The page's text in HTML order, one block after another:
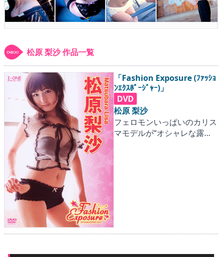
▶よくあるご質問
▶お問い合わせフォーム
松原 梨沙 作品一覧
「Fashion Exposure (ﾌｧｯｼｮ
ﾝｴｸｽﾎﾟｰｼﾞｬｰ)」
DVD
松原 梨沙
フェロモンいっぱいのカリス
マモデルが“オシャレな露出